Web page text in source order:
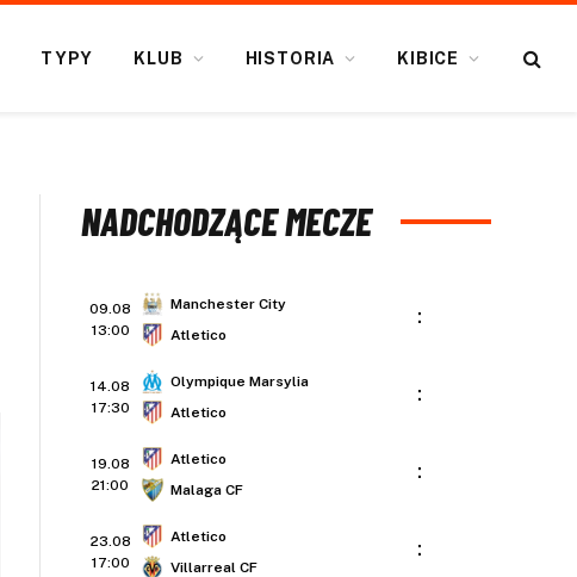
TYPY KLUB HISTORIA KIBICE
NADCHODZĄCE MECZE
09.08
13:00
Manchester City
Atletico
:
14.08
17:30
Olympique Marsylia
Atletico
:
19.08
21:00
Atletico
Malaga CF
:
23.08
17:00
Atletico
Villarreal CF
: